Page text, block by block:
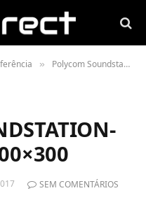
» Polycom Soundstation: telefones de conferência para todo o tipo de salas
SEM COMENTÁRIOS